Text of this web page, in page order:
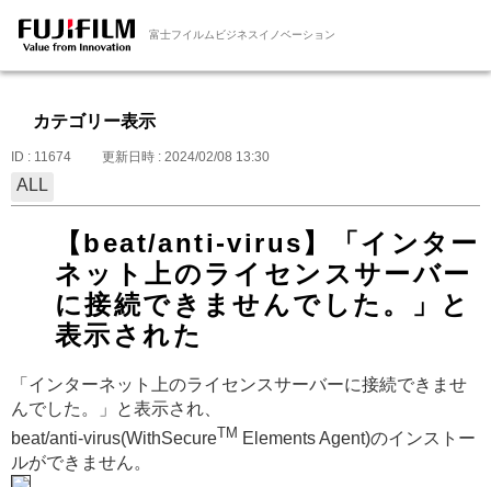
富士フイルムビジネスイノベーション
カテゴリー表示
ID : 11674 更新日時 : 2024/02/08 13:30
ALL
【beat/anti-virus】「インター
ネット上のライセンスサーバー
に接続できませんでした。」と
表示された
「インターネット上のライセンスサーバーに接続できませ
んでした。」と表示され、
beat/anti-virus(WithSecureTM Elements Agent)のインストー
ルができません。